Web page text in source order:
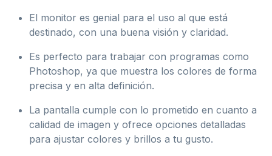
El monitor es genial para el uso al que está
destinado, con una buena visión y claridad.
Es perfecto para trabajar con programas como
Photoshop, ya que muestra los colores de forma
precisa y en alta definición.
La pantalla cumple con lo prometido en cuanto a
calidad de imagen y ofrece opciones detalladas
para ajustar colores y brillos a tu gusto.